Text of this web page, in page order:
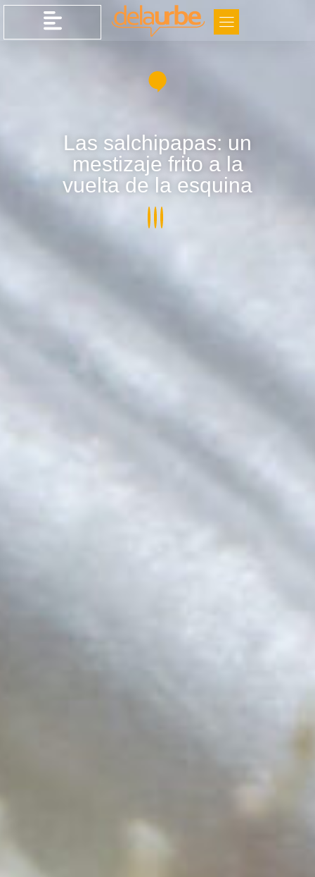
Las salchipapas: un
mestizaje frito a la
vuelta de la esquina